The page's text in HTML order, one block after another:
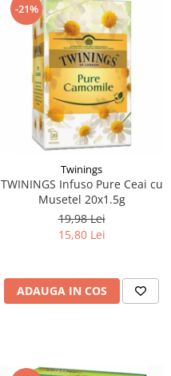
-21%
Twinings
TWININGS Infuso Pure Ceai cu
Musetel 20x1.5g
19,98 Lei
15,80 Lei
ADAUGA IN COS